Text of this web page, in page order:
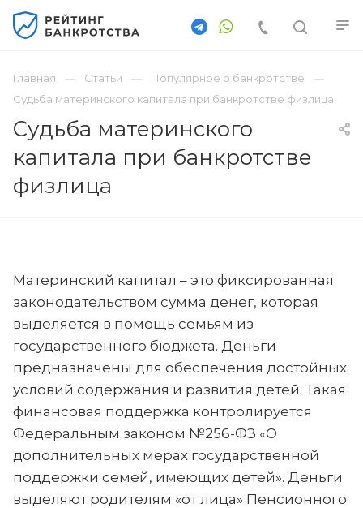
Главная Статьи
Популярное о банкротстве
Судьба материнского капитала при банкротстве физлица
Судьба материнского
капитала при банкротстве
физлица
Материнский капитал – это фиксированная
законодательством сумма денег, которая
выделяется в помощь семьям из
государственного бюджета. Деньги
предназначены для обеспечения достойных
условий содержания и развития детей. Такая
финансовая поддержка контролируется
Федеральным законом №256-ФЗ «О
дополнительных мерах государственной
поддержки семей, имеющих детей». Деньги
выделяют родителям «от лица» Пенсионного